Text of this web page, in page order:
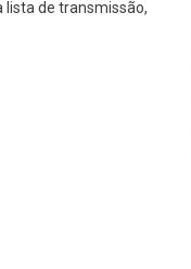
lista de transmissão,